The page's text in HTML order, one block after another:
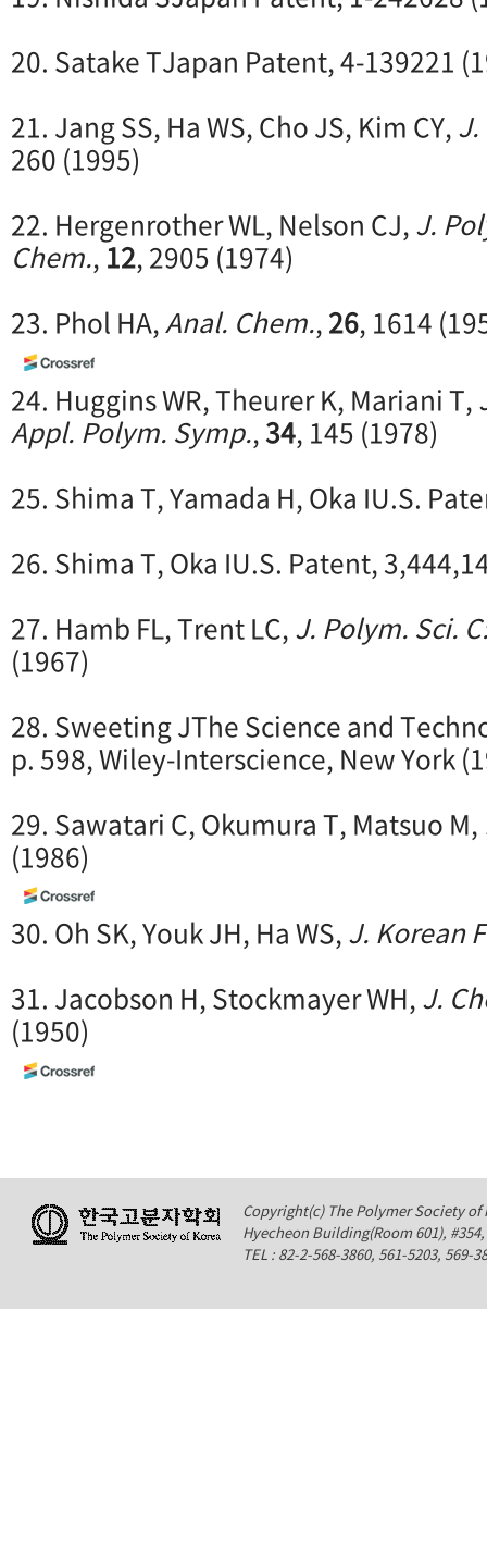
20. Satake TJapan Patent, 4-139221
21. Jang SS, Ha WS, Cho JS, Kim CY,J.
260 (1995)
22. Hergenrother WL, Nelson CJ,J.
Chem., 12, 2905 (1974)
23. Phol HA,Anal. Chem.,26, 1614
24. Huggins WR, Theurer K, Mariani T,
Appl. Polym. Symp.,34, 145 (1978)
25. Shima T, Yamada H, Oka IU.S.
26. Shima T, Oka IU.S. Patent,
27. Hamb FL, Trent LC,J. Polym. Sci.
(1967)
28. Sweeting JThe Science and
p. 598, Wiley-Interscience, New York
29. Sawatari C, Okumura T, Matsuo M,
(1986)
30. Oh SK, Youk JH, Ha WS,J. Korean
31. Jacobson H, Stockmayer WH,J.
(1950)
Copyright(c) The Polymer Society of
Hyecheon Building(Room 601),
TEL : 82-2-568-3860, 561-5203,